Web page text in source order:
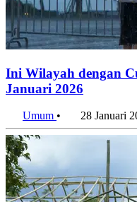
Ini Wilayah dengan
Umum• 28 Januari